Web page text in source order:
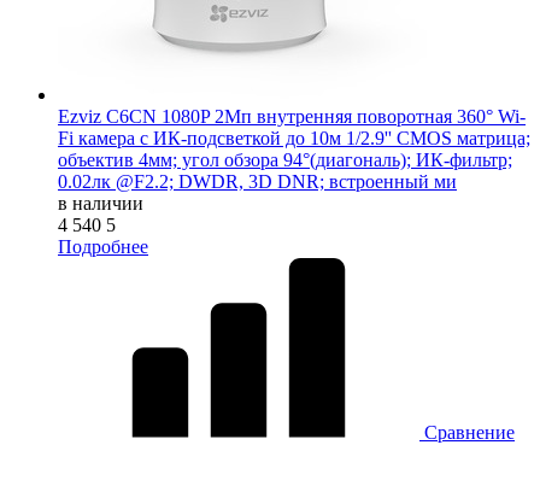
Ezviz C6CN 1080P 2Мп внутренняя поворотная 360° Wi-
Fi камера c ИК-подсветкой до 10м 1/2.9'' CMOS матрица;
объектив 4мм; угол обзора 94°(диагональ); ИК-фильтр;
0.02лк @F2.2; DWDR, 3D DNR; встроенный ми
в наличии
4 540 5
Подробнее
Сравнение